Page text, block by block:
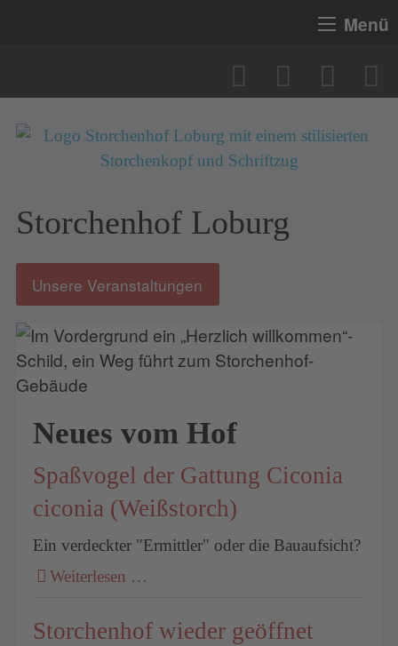
Menü
Storchenhof Loburg
Unsere Veranstaltungen
Neues vom Hof
Spaßvogel der Gattung Ciconia
ciconia (Weißstorch)
Ein verdeckter "Ermittler" oder die Bauaufsicht?
Weiterlesen …
Storchenhof wieder geöffnet